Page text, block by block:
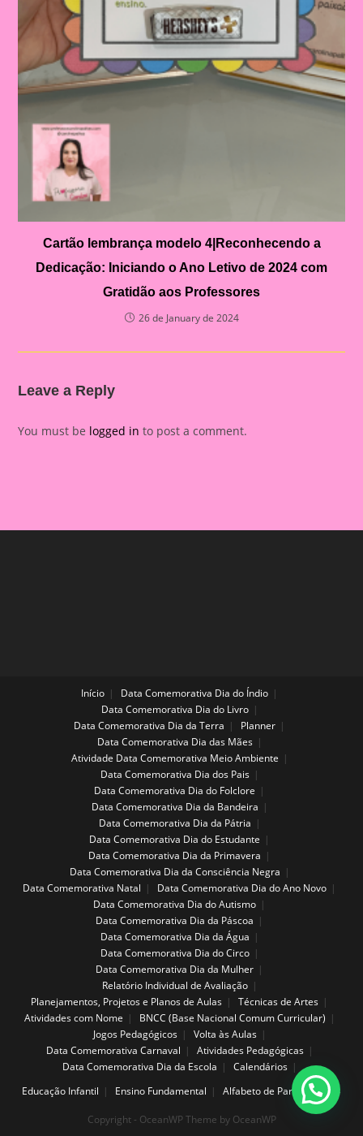
Cartão lembrança modelo 4|Reconhecendo a
Dedicação: Iniciando o Ano Letivo de 2024 com
Gratidão aos Professores
26 de January de 2024
Leave a Reply
You must be logged in to post a comment.
Início
Data Comemorativa Dia do Índio
Data Comemorativa Dia do Livro
Data Comemorativa Dia da Terra
Planner
Data Comemorativa Dia das Mães
Atividade Data Comemorativa Meio Ambiente
Data Comemorativa Dia dos Pais
Data Comemorativa Dia do Folclore
Data Comemorativa Dia da Bandeira
Data Comemorativa Dia da Pátria
Data Comemorativa Dia do Estudante
Data Comemorativa Dia da Primavera
Data Comemorativa Dia da Consciência Negra
Data Comemorativa Natal
Data Comemorativa Dia do Ano Novo
Data Comemorativa Dia do Autismo
Data Comemorativa Dia da Páscoa
Data Comemorativa Dia da Água
Data Comemorativa Dia do Circo
Data Comemorativa Dia da Mulher
Relatório Individual de Avaliação
Planejamentos, Projetos e Planos de Aulas
Técnicas de Artes
Atividades com Nome
BNCC (Base Nacional Comum Curricular)
Jogos Pedagógicos
Volta às Aulas
Data Comemorativa Carnaval
Atividades Pedagógicas
Data Comemorativa Dia da Escola
Calendários
Educação Infantil
Ensino Fundamental Alfabeto de Parede
Copyright - OceanWP Theme by OceanWP